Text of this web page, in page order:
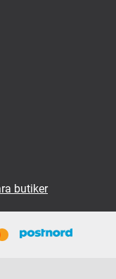
butiker